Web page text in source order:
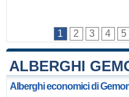
1
2 3 4 5
ALBERGHI
Alberghi economici di